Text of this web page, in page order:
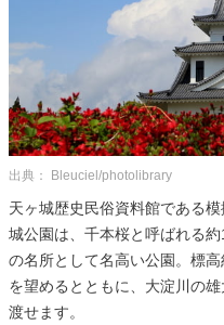
出典： Bleuciel/photolibrary
天ヶ城歴史民俗資料館である
城公園は、千本桜と呼ばれる
の名所として名高い公園。標
を望めるとともに、大淀川の
渡せます。